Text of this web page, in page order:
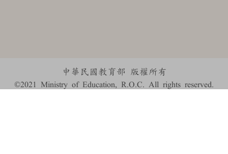
中華民國教育部 版權所有
©2021 Ministry of Education, R.O.C. All rights reserved.